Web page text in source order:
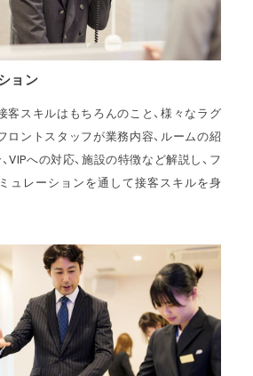
ョン
客スキルはもちろんのこと、様々なラグ
ロントスタッフが業務内容、ルームの紹
VIPへの対応、施設の特徴など解説し、フ
ュレーションを通して接客スキルを身